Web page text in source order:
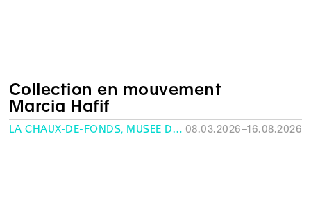
Collection en mouvement
Marcia Hafif
LA CHAUX-DE-FONDS, MUSÉE DES BEAUX-ARTS 08.03.2026–16.08.2026